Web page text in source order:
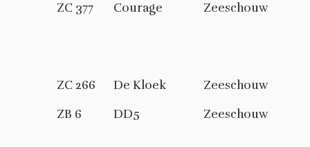
ZC 377
Courage Zeeschouw
ZC 266 De Kloek
Zeeschouw
ZB 6
DD5 Zeeschouw